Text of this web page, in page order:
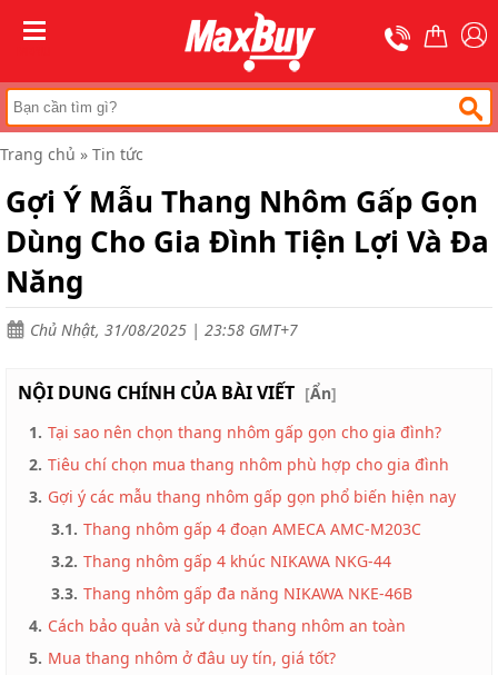
Trang
chủ
Thang
chữ
A
nhôm
rút
Thang
nhôm
cách
điện
Thang
ghế
nhôm
gấp
Thang
Trang chủ » Tin tức
Gợi Ý Mẫu Thang Nhôm Gấp Gọn
Dùng Cho Gia Đình Tiện Lợi Và Đa
Năng
Chủ Nhật, 31/08/2025 | 23:58 GMT+7
NỘI DUNG CHÍNH CỦA BÀI VIẾT [Ẩn]
1. Tại sao nên chọn thang nhôm gấp gọn cho gia đình?
2. Tiêu chí chọn mua thang nhôm phù hợp cho gia đình
3. Gợi ý các mẫu thang nhôm gấp gọn phổ biến hiện nay
3.1. Thang nhôm gấp 4 đoạn AMECA AMC-M203C
3.2. Thang nhôm gấp 4 khúc NIKAWA NKG-44
3.3. Thang nhôm gấp đa năng NIKAWA NKE-46B
4. Cách bảo quản và sử dụng thang nhôm an toàn
5. Mua thang nhôm ở đâu uy tín, giá tốt?